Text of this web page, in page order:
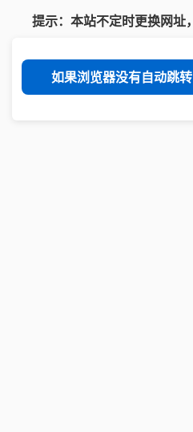
提示：本站不定时更换网址
如果浏览器没有自动跳